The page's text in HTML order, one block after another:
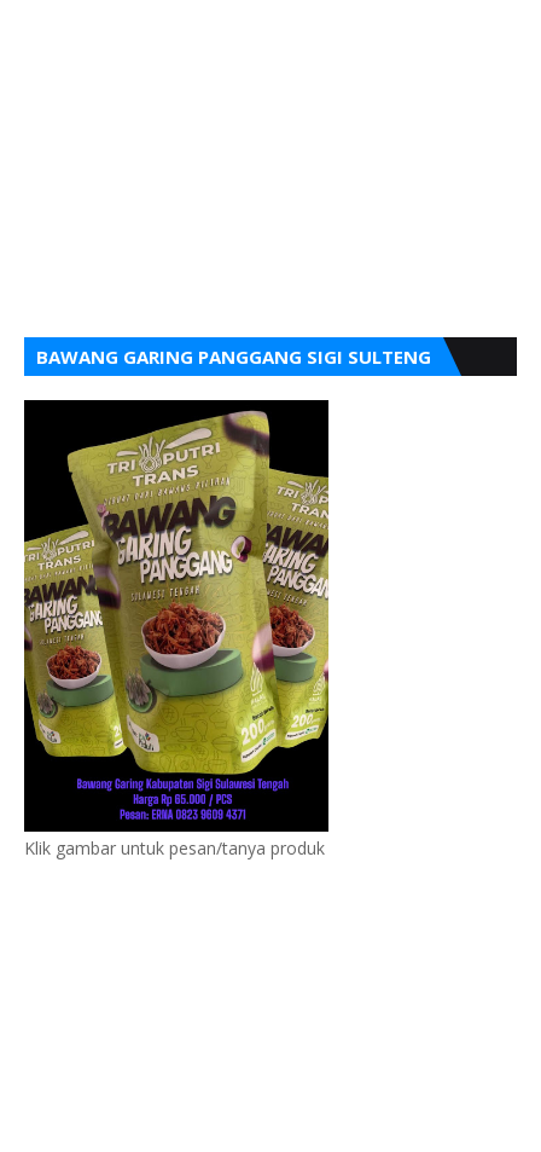
BAWANG GARING PANGGANG SIGI SULTENG
Klik gambar untuk pesan/tanya produk